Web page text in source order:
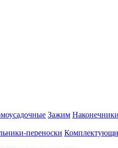
Зажим
переноски